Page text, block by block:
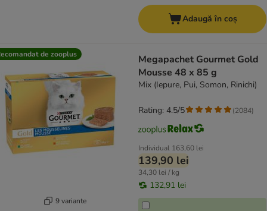
Adaugă în coș
de zooplus
9 variante
Megapachet Gourmet Gold
Mousse 48 x 85 g
Mix (Iepure, Pui, Somon, Rinichi)
Individual 163,60 lei
139,90 lei
34,30 lei / kg
132,91 lei
Rating: 4.5/5 (2084)